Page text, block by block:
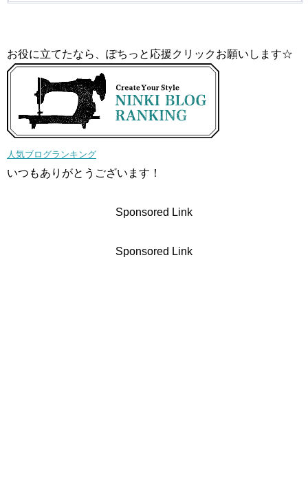
お役に立てたなら、ぽちっと応援クリックお願いします☆
人気ブログランキング
いつもありがとうございます！
Sponsored Link
Sponsored Link